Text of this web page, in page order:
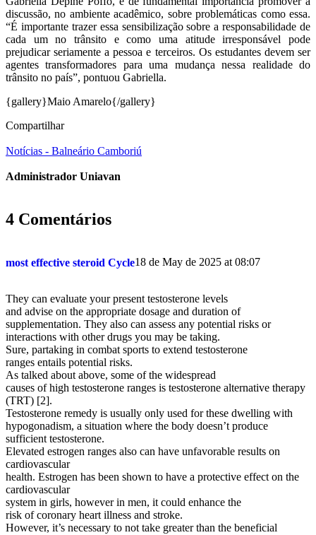
discussão, no ambiente acadêmico, sobre problemáticas como essa.
“É importante trazer essa sensibilização sobre a responsabilidade de
cada um no trânsito e como uma atitude irresponsável pode
prejudicar seriamente a pessoa e terceiros. Os estudantes devem ser
agentes transformadores para uma mudança nessa realidade do
trânsito no país”, pontuou Gabriella.
{gallery}Maio Amarelo{/gallery}
Compartilhar
Notícias - Balneário Camboriú
Administrador Uniavan
4 Comentários
most effective steroid Cycle18 de May de 2025 at 08:07
They can evaluate your present testosterone levels
and advise on the appropriate dosage and duration of
supplementation. They also can assess any potential risks or
interactions with other drugs you may be taking.
Sure, partaking in combat sports to extend testosterone
ranges entails potential risks.
As talked about above, some of the widespread
causes of high testosterone ranges is testosterone alternative therapy
(TRT) [2].
Testosterone remedy is usually only used for these dwelling with
hypogonadism, a situation where the body doesn’t produce
sufficient testosterone.
Elevated estrogen ranges also can have unfavorable results on
cardiovascular
health. Estrogen has been shown to have a protective effect on the
cardiovascular
system in girls, however in men, it could enhance the
risk of coronary heart illness and stroke.
However, it’s necessary to not take greater than the beneficial